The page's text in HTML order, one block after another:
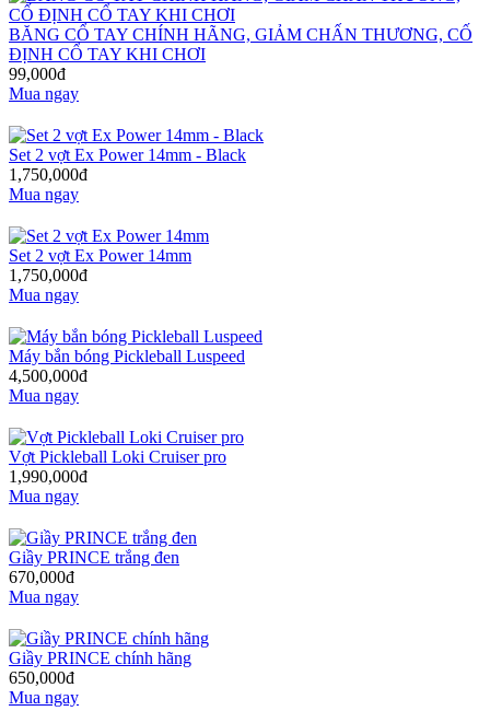
BĂNG CỔ TAY CHÍNH HÃNG, GIẢM CHẤN THƯƠNG, CỐ
ĐỊNH CỔ TAY KHI CHƠI
99,000đ
Mua ngay
Set 2 vợt Ex Power 14mm - Black
1,750,000đ
Mua ngay
Set 2 vợt Ex Power 14mm
1,750,000đ
Mua ngay
Máy bắn bóng Pickleball Luspeed
4,500,000đ
Mua ngay
Vợt Pickleball Loki Cruiser pro
1,990,000đ
Mua ngay
Giầy PRINCE trắng đen
670,000đ
Mua ngay
Giầy PRINCE chính hãng
650,000đ
Mua ngay